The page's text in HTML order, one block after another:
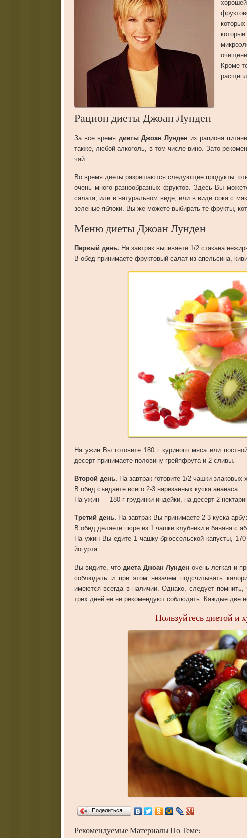
Кроме
Рацион диеты Джоан Лунден
За все время диеты Джоан Лунден из рациона
также, любой алкоголь, в том числе вино. Зато
чай.
Во время диеты разрешаются следующие продукты:
очень много разнообразных фруктов. Здесь Вы
салата, или в натуральном виде, или в виде сока с
зеленые яблоки. Вы же можете выбирать те фрукты,
Меню диеты Джоан Лунден
Первый день. На завтрак выпиваете 1/2 стакана
В обед принимаете фруктовый салат из апельсина,
На ужин Вы готовите 180 г куриного мяса или
десерт принимаете половину грейпфрута и 2 сливы.
Второй день. На завтрак готовите 1/2 чашки
В обед съедаете всего 2-3 нарезанных куска ананаса.
На ужин — 180 г грудинки индейки, на десерт 2
Третий день. На завтрак Вы принимаете 2-3 куска
В обед делаете пюре из 1 чашки клубники и банана с
На ужин Вы едите 1 чашку брюссельской капусты,
йогурта.
Вы видите, чтодиета Джоан Лунден очень легкая и
соблюдать и при этом незачем подсчитывать
имеются всегда в наличии. Однако, следует
трех дней ее не рекомендуют соблюдать. Каждые две
Пользуйтесь диетой
Поделиться…
Рекомендуемые Материалы По Теме: